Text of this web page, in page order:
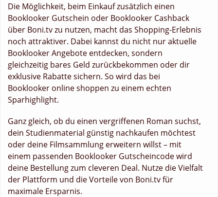
Die Möglichkeit, beim Einkauf zusätzlich einen
Booklooker Gutschein oder Booklooker Cashback
über Boni.tv zu nutzen, macht das Shopping-Erlebnis
noch attraktiver. Dabei kannst du nicht nur aktuelle
Booklooker Angebote entdecken, sondern
gleichzeitig bares Geld zurückbekommen oder dir
exklusive Rabatte sichern. So wird das bei
Booklooker online shoppen zu einem echten
Sparhighlight.
Ganz gleich, ob du einen vergriffenen Roman suchst,
dein Studienmaterial günstig nachkaufen möchtest
oder deine Filmsammlung erweitern willst – mit
einem passenden Booklooker Gutscheincode wird
deine Bestellung zum cleveren Deal. Nutze die Vielfalt
der Plattform und die Vorteile von Boni.tv für
maximale Ersparnis.